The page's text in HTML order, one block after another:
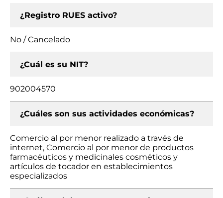
¿Registro RUES activo?
No / Cancelado
¿Cuál es su NIT?
902004570
¿Cuáles son sus actividades económicas?
Comercio al por menor realizado a través de
internet, Comercio al por menor de productos
farmacéuticos y medicinales cosméticos y
artículos de tocador en establecimientos
especializados